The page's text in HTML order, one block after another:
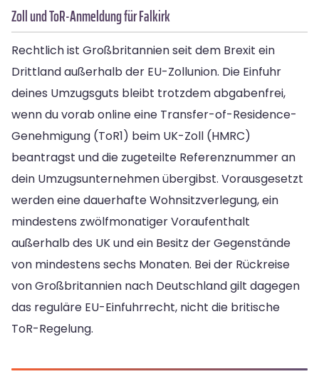
Zoll und ToR-Anmeldung für Falkirk
Rechtlich ist Großbritannien seit dem Brexit ein
Drittland außerhalb der EU-Zollunion. Die Einfuhr
deines Umzugsguts bleibt trotzdem abgabenfrei,
wenn du vorab online eine Transfer-of-Residence-
Genehmigung (ToR1) beim UK-Zoll (HMRC)
beantragst und die zugeteilte Referenznummer an
dein Umzugsunternehmen übergibst. Vorausgesetzt
werden eine dauerhafte Wohnsitzverlegung, ein
mindestens zwölfmonatiger Voraufenthalt
außerhalb des UK und ein Besitz der Gegenstände
von mindestens sechs Monaten. Bei der Rückreise
von Großbritannien nach Deutschland gilt dagegen
das reguläre EU-Einfuhrrecht, nicht die britische
ToR-Regelung.